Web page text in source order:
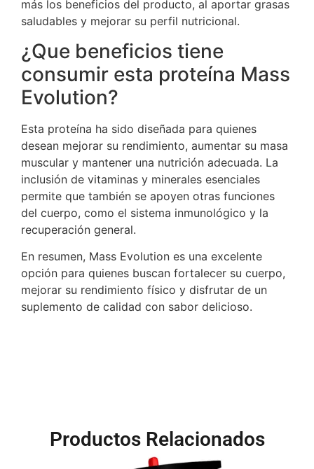
más los beneficios del producto, al aportar grasas
saludables y mejorar su perfil nutricional.
¿Que beneficios tiene
consumir esta proteína Mass
Evolution?
Esta proteína ha sido diseñada para quienes
desean mejorar su rendimiento, aumentar su masa
muscular y mantener una nutrición adecuada. La
inclusión de vitaminas y minerales esenciales
permite que también se apoyen otras funciones
del cuerpo, como el sistema inmunológico y la
recuperación general.
En resumen, Mass Evolution es una excelente
opción para quienes buscan fortalecer su cuerpo,
mejorar su rendimiento físico y disfrutar de un
suplemento de calidad con sabor delicioso.
Productos Relacionados